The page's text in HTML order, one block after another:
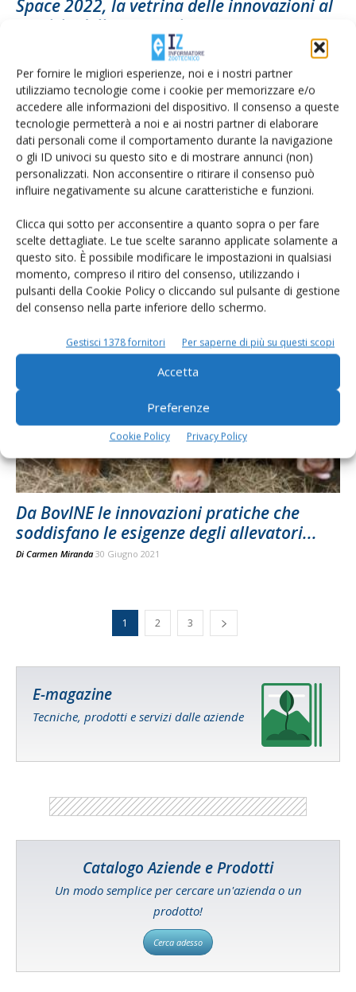
Per fornire le migliori esperienze, noi e i nostri partner
utilizziamo tecnologie come i cookie per memorizzare e/o
accedere alle informazioni del dispositivo. Il consenso a queste
tecnologie permetterà a noi e ai nostri partner di elaborare
dati personali come il comportamento durante la navigazione
o gli ID univoci su questo sito e di mostrare annunci (non)
personalizzati. Non acconsentire o ritirare il consenso può
influire negativamente su alcune caratteristiche e funzioni.
Clicca qui sotto per acconsentire a quanto sopra o per fare
scelte dettagliate. Le tue scelte saranno applicate solamente a
questo sito. È possibile modificare le impostazioni in qualsiasi
momento, compreso il ritiro del consenso, utilizzando i
pulsanti della Cookie Policy o cliccando sul pulsante di gestione
del consenso nella parte inferiore dello schermo.
Gestisci 1378 fornitori Per saperne di più su questi scopi
Accetta
Preferenze
Cookie Policy Privacy Policy
Space 2022, la vetrina delle innovazioni al
servizio della zootecnia
9 Settembre 2022
A Fieragricola spazi dedicati all’agricoltura
digitale e alle agroenergie
Di IZ Informatore Zootecnico 25 Agosto 2021
Da BovINE le innovazioni pratiche che
soddisfano le esigenze degli allevatori...
Di Carmen Miranda 30 Giugno 2021
1 2 3
E-magazine
Tecniche, prodotti e servizi dalle aziende
Catalogo Aziende e Prodotti
Un modo semplice per cercare un'azienda o un
prodotto!
Cerca adesso